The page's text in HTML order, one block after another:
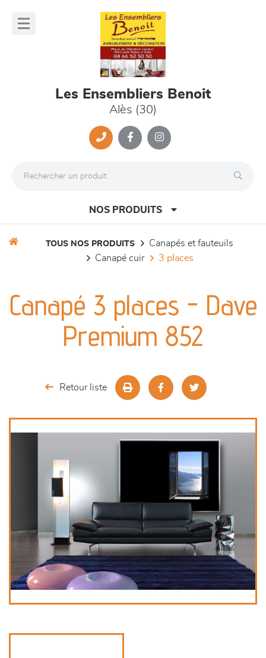
Les Ensembliers Benoit
Alès (30)
NOS PRODUITS
séjours
meubles de complément
TOUS NOS PRODUITS
canapés et fauteuils
canapé cuir
3 places
Canapé 3 places - Dave
Premium 852
Retour liste